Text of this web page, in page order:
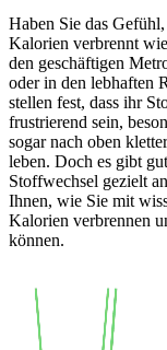
Haben Sie das
Kalorien verbrennt
den geschäftigen
oder in den lebhaften
stellen fest, dass ihr
frustrierend sein,
sogar nach oben
leben. Doch es gibt
Stoffwechsel gezielt
Ihnen, wie Sie mit
Kalorien verbrennen
können.